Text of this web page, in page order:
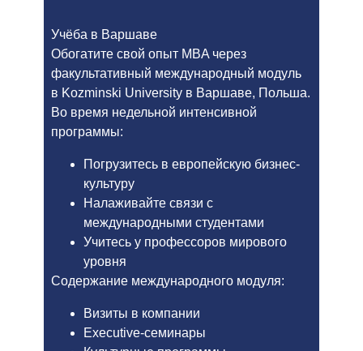
Учёба в Варшаве
Обогатите свой опыт MBA через
факультативный международный модуль
в Kozminski University в Варшаве, Польша.
Во время недельной интенсивной
программы:
Погрузитесь в европейскую бизнес-
культуру
Налаживайте связи с
международными студентами
Учитесь у профессоров мирового
уровня
Содержание международного модуля:
Визиты в компании
Executive-семинары